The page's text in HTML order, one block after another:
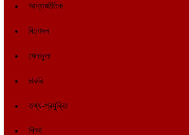
আন্তর্জাতিক
বিনোদন
খেলাধুলা
চাকরি
তথ্য-প্রযুক্তি
শিক্ষা